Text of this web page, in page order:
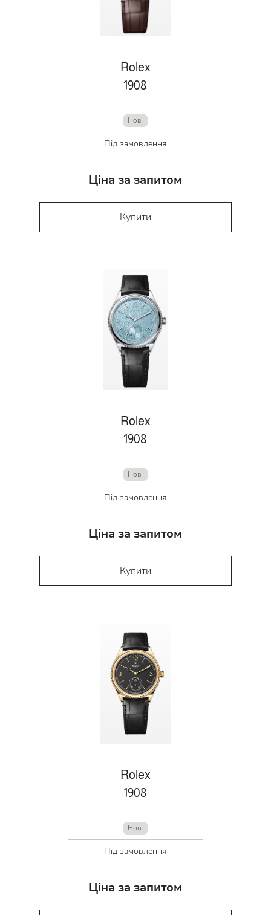
Rolex
1908
Нові
Під замовлення
Ціна за запитом
Купити
Rolex
1908
Нові
Під замовлення
Ціна за запитом
Купити
Rolex
1908
Нові
Під замовлення
Ціна за запитом